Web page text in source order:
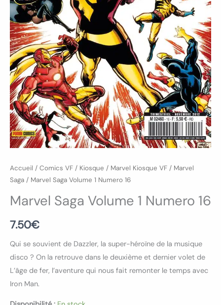
Accueil / Comics VF / Kiosque / Marvel Kiosque VF / Marvel
Saga / Marvel Saga Volume 1 Numero 16
Marvel Saga Volume 1 Numero 16
7.50€
Qui se souvient de Dazzler, la super-héroïne de la musique
disco ? On la retrouve dans le deuxième et dernier volet de
L’âge de fer, l’aventure qui nous fait remonter le temps avec
Iron Man.